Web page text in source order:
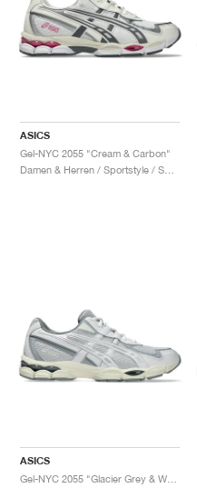
ASICS
Gel-NYC 2055 "Cream & Carbon"
ASICS